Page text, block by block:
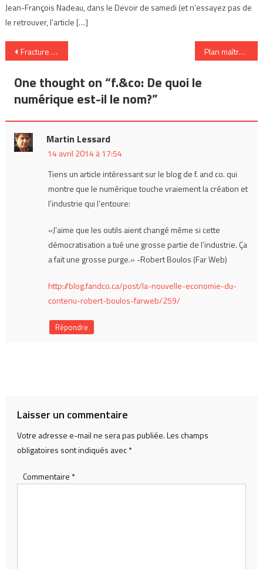
Jean-François Nadeau, dans le Devoir de samedi (et n’essayez pas de
le retrouver, l’article […]
Navigation
de
l’article
Fracture numérique: de quelles divisions parlons-nous? Plan maître de la Stratégie Culturelle Numérique du Québec
One thought on “f.&co: De quoi le
numérique est-il le nom?”
Martin Lessard
14 avril 2014 à 17:54
Tiens un article intéressant sur le blog de f. and co. qui
montre que le numérique touche vraiement la création et
l’industrie qui l’entoure:
«J’aime que les outils aient changé même si cette
démocratisation a tué une grosse partie de l’industrie. Ça
a fait une grosse purge.» -Robert Boulos (Far Web)
http://blog.fandco.ca/post/la-nouvelle-economie-du-
contenu-robert-boulos-farweb/259/
Répondre
Laisser un commentaire
Votre adresse e-mail ne sera pas publiée.Les champs
obligatoires sont indiqués avec*
Commentaire *